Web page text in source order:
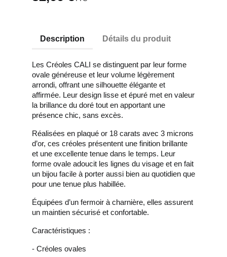
Description Détails du produit
Les Créoles CALI se distinguent par leur forme
ovale généreuse et leur volume légèrement
arrondi, offrant une silhouette élégante et
affirmée. Leur design lisse et épuré met en valeur
la brillance du doré tout en apportant une
présence chic, sans excès.
Réalisées en plaqué or 18 carats avec 3 microns
d’or, ces créoles présentent une finition brillante
et une excellente tenue dans le temps. Leur
forme ovale adoucit les lignes du visage et en fait
un bijou facile à porter aussi bien au quotidien que
pour une tenue plus habillée.
Équipées d’un fermoir à charnière, elles assurent
un maintien sécurisé et confortable.
Caractéristiques :
- Créoles ovales